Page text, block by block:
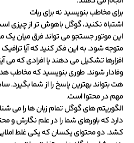
برای مخاطب بنویسید نه برای ربات
اشتباه نکنید، گوگل باهوش تر از چیزی
این موتور جستجو می تواند فرق میان یک
متوجه شود. به این فکر کنید که آیا
افزارها تشکیل می دهند یا افرادی که می
وفادار شوند. طوری بنویسید که مخاطب
هت بتواند بهترین پاسخ را از شما بگیرد.
مهم در محتوا است.
الگوریتم های گوگل تمام زبان ها را می
دارد که باورهای شما را در علم نگارش و
کشد. دو محتوای یکسان که یکی غلط